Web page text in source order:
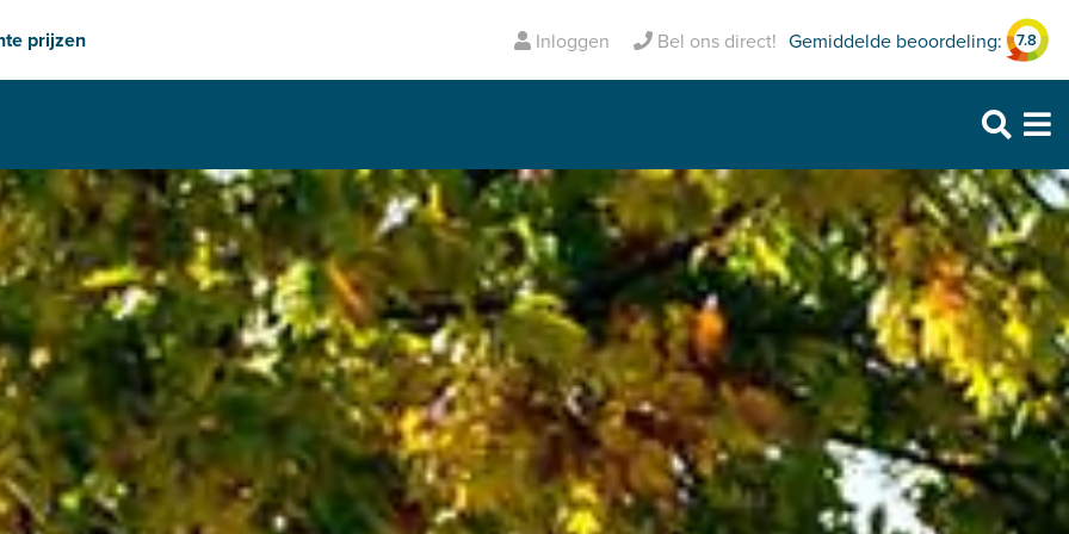
prijzen Inclusief pechhulp
Inloggen
Bel ons direct!
Purmerend: 0299 – 469 999
Gemiddelde beoordeling: 7.8